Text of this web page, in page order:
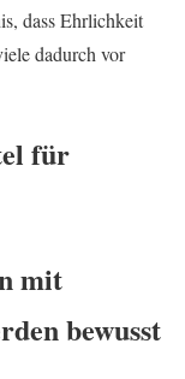
dass Ehrlichkeit
dadurch vor
für
mit
bewusst